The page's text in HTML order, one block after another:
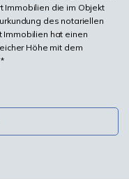
Immobilien die im Objekt
des notariellen
Immobilien hat einen
Höhe mit dem